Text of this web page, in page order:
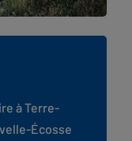
à Terre-
Écosse